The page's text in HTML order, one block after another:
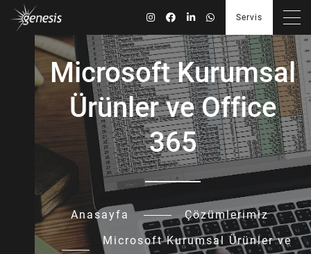
Servis
Microsoft Kurumsal
Ürünler ve Office
365
Anasayfa
Çözümlerimiz
Microsoft Kurumsal Ürünler ve